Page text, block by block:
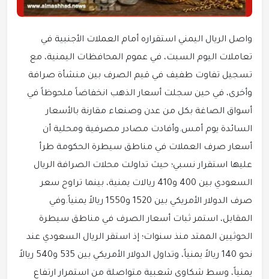
واصل الريال اليمني استقراره أمام العملات الأجنبية في
تعاملات اليوم السبت، في عموم المحافظات اليمنية، مع
تسجيل تفاوت طفيف في قيم الصرف بين منشأة صرافة
وأخرى، في حين سجلت أسعار الذهب انخفاضاً ملحوظاً في
أسواق الصاغة بكل من عدن وصنعاء مقارنة بالأسعار
السائدة يوم أمس.وأفادت مصادر مصرفية ومحلية أن
أسعار صرف العملات في مناطق سيطرة الحكومة طرأ
عليها استقرار نسبي؛ حيث تداولت محلات الصرافة الريال
السعودي بين 400 و410 ريالات يمنية، بينما تراوح سعر
صرف الدولار الأمريكي بين 1520 و1550 ريالاً يمنياً.وفي
المقابل، استمر ثبات أسعار الصرف في مناطق سيطرة
الحوثيين الممتد منذ سنوات؛ إذ استقر الريال السعودي عند
نحو 140 ريالاً يمنياً، وتداول الدولار الأمريكي بين 535 و540 ريالاً
يمنياً، وسط شكاوى شعبية متواصلة من استمرار ارتفاع